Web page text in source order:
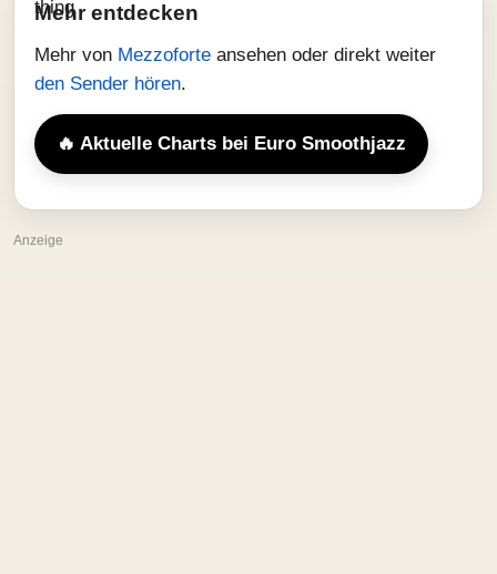
Mehr entdecken
Mehr von Mezzoforte ansehen oder direkt weiter
den Sender hören.
🔥 Aktuelle Charts bei Euro Smoothjazz
Anzeige